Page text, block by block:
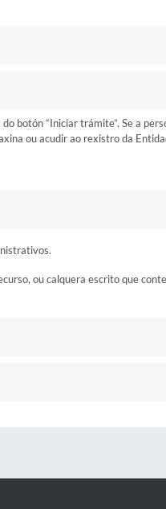
botón “Iniciar trámite”. Se a
ou acudir ao rexistro da
ou calquera escrito que